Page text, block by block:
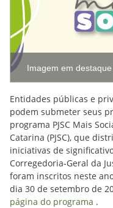
Imagem em destaque
Entidades públicas e
podem submeter seus
programa PJSC Mais
Catarina (PJSC), que
iniciativas de
Corregedoria-Geral da
foram inscritos neste
dia 30 de setembro de
página do programa .